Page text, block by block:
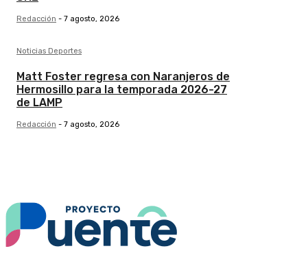
Redacción - 7 agosto, 2026
Noticias Deportes
Matt Foster regresa con Naranjeros de
Hermosillo para la temporada 2026-27
de LAMP
Redacción - 7 agosto, 2026